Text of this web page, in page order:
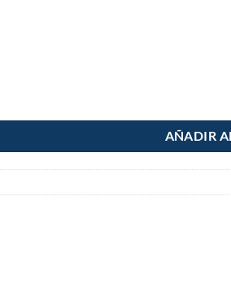
AÑADIR